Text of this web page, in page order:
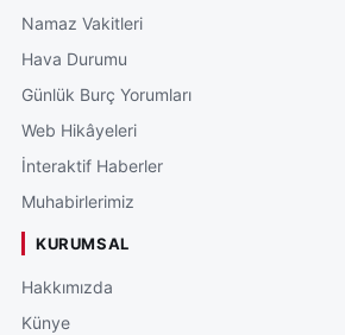
Namaz Vakitleri
Hava Durumu
Günlük Burç Yorumları
Web Hikâyeleri
İnteraktif Haberler
Muhabirlerimiz
KURUMSAL
Hakkımızda
Künye